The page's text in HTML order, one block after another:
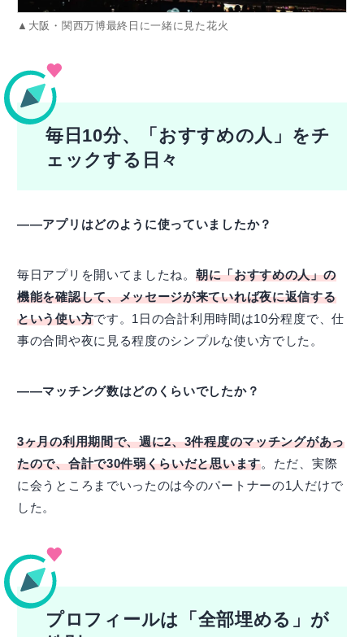
▲大阪・関西万博最終日に一緒に見た花火
毎日10分、「おすすめの人」をチ
ェックする日々
――アプリはどのように使っていましたか？
毎日アプリを開いてましたね。 朝に「おすすめの人」の
機能を確認して、メッセージが来ていれば夜に返信する
という使い方です。1日の合計利用時間は10分程度で、仕
事の合間や夜に見る程度のシンプルな使い方でした。
――マッチング数はどのくらいでしたか？
3ヶ月の利用期間で、週に2、3件程度のマッチングがあっ
たので、合計で30件弱くらいだと思います。ただ、実際
に会うところまでいったのは今のパートナーの1人だけで
した。
プロフィールは「全部埋める」が